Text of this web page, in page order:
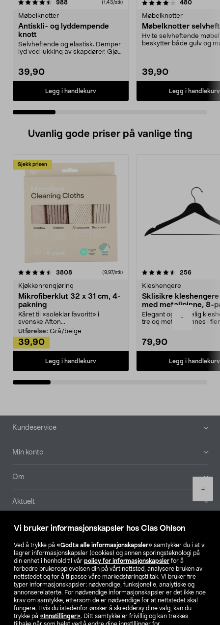
Vi bruker informasjonskapsler hos Clas Ohlson
Ved å trykke på «Godta alle informasjonskapsler» samtykker du i at vi
lagrer informasjonskapsler (cookies) og annen sporingsteknologi på
din enhet i henhold til vår policy for informasjonskapsler for å
forbedre brukeropplevelsen din på vårt nettsted, analysere bruken av
nettstedet og for å tilpasse våre markedsføringstiltak. Vi bruker fire
typer informasjonskapsler: nødvendige, funksjonelle, analytiske og
annonserelaterte. For nødvendige informasjonskapsler er det ikke noe
krav om samtykke, ettersom de er nødvendige for at nettstedet skal
fungere. Hvis du istedenfor ønsker å skreddersy dine valg, kan du
trykke på «Innstillinger». Ditt samtykke er frivillig og kan trekkes
-
+
988anmeldelser (1,43/stk)
Møbelknotter
Antiskli- og lyddempende
knott
Selvheftende og elastisk. Demper
lyd ved lukking av skapdører. Gjør
39,90
Legg i handlekurv
4.0 av 5 stjerner 480
Møbelknotter
Møbelknotter
Hvite selvheftende
beskytter både gulv og
39,90
Legg i handlekurv
4.5 av 5 stjerner
Uvanlig gode priser på vanlige ting
Sjekk prisen
3808anmeldelser(9,97/stk)
Kjøkkenrengjøring
Mikrofiberklut 32 x 31 cm, 4-
pakning
Kåret til «soleklar favoritt» i
svenske Afton...
Utførelse: Grå/beige
39,90
Legg i handlekurv
4.5av 5 stjerner 256
Kleshengere
Sklisikre
med metallpinne, 8-
Elegant og skikkelig
tre og metall – finnes i
79,90
Legg i handlekurv
4.5av 5 stjerner
Bunntekst
Kundeservice
Min konto
Om
Aktuelt
Våre selskaper
Finn din butikk
SE NO FI